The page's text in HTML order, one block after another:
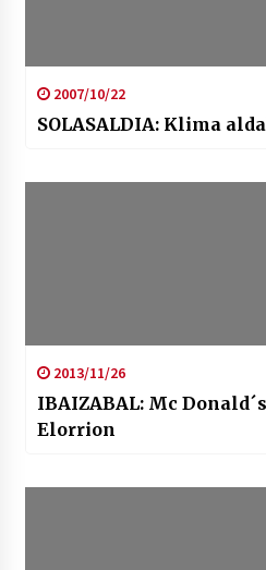
2007/10/22
SOLASALDIA: Klima
2013/11/26
IBAIZABAL: Mc
Elorrion